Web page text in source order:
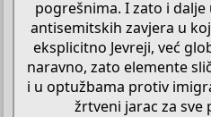
pogrešnima. I zato i
antisemitskih zavjera u
eksplicitno Jevreji, već
naravno, zato elemente
i u optužbama protiv
žrtveni jarac za sve